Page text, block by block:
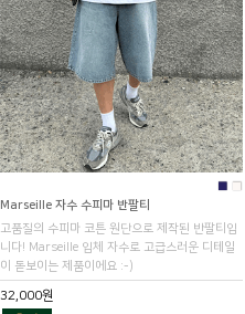
■ ■
Marseille 자수 수피마 반팔티
고품질의 수피마 코튼 원단으로 제작된 반팔티입
니다! Marseille 입체 자수로 고급스러운 디테일
이 돋보이는 제품이에요 :-)
32,000원